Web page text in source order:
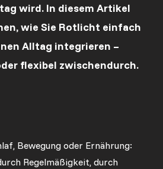
wird. In diesem Artikel
wie Sie Rotlicht einfach
Alltag integrieren –
flexibel zwischendurch.
Bewegung oder Ernährung:
Regelmäßigkeit, durch